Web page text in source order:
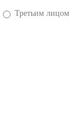
Третьим лицом